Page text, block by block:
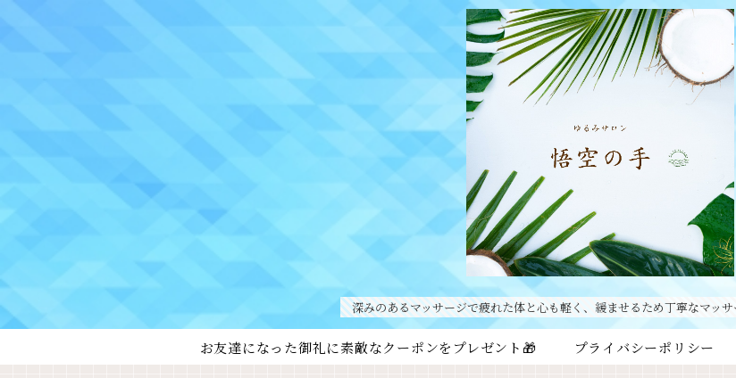
深みのあるマッサージで疲れた体と心も軽く、緩ませるため丁寧なマッ
お友達になった御礼に素敵なクーポンをプレゼント🎁 プライバシーポリシー